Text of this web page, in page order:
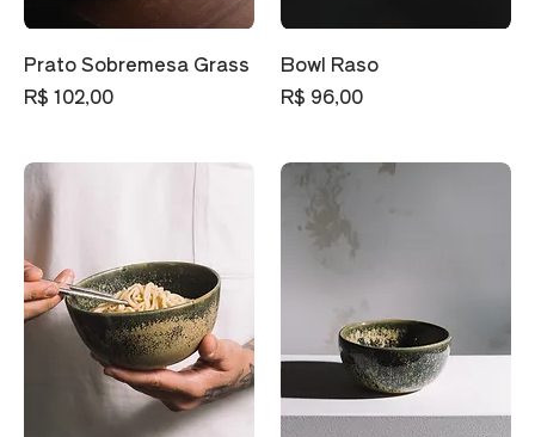
Prato Sobremesa Grass
Preço
R$ 102,00
Bowl Raso
Preço
R$ 96,00